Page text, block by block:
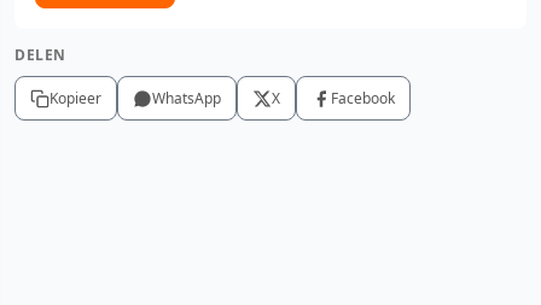
DELEN
Kopieer WhatsApp X Facebook